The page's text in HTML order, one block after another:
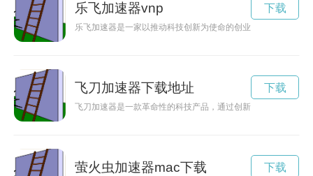
乐飞加速器vnp
乐飞加速器是一家以推动科技创新为使命的创业加速器，致力
下载
飞刀加速器下载地址
飞刀加速器是一款革命性的科技产品，通过创新设计和高效投
下载
萤火虫加速器mac下载 下载